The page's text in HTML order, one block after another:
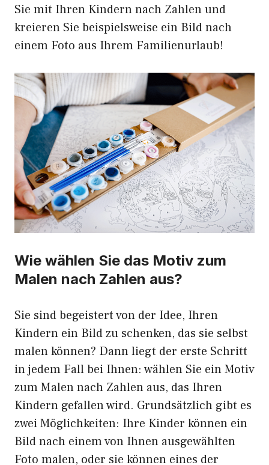
Sie mit Ihren Kindern nach Zahlen und
kreieren Sie beispielsweise ein Bild nach
einem Foto aus Ihrem Familienurlaub!
Wie wählen Sie das Motiv zum
Malen nach Zahlen aus?
Sie sind begeistert von der Idee, Ihren
Kindern ein Bild zu schenken, das sie selbst
malen können? Dann liegt der erste Schritt
in jedem Fall bei Ihnen: wählen Sie ein Motiv
zum Malen nach Zahlen aus, das Ihren
Kindern gefallen wird. Grundsätzlich gibt es
zwei Möglichkeiten: Ihre Kinder können ein
Bild nach einem von Ihnen ausgewählten
Foto malen, oder sie können eines der